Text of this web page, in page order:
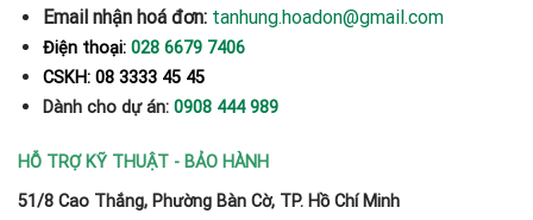
Email nhận hoá đơn: tanhung.hoadon@gmail.com
Điện thoại: 028 6679 7406
CSKH: 08 3333 45 45
Dành cho dự án: 0908 444 989
HỖ TRỢ KỸ THUẬT - BẢO HÀNH
51/8 Cao Thắng, Phường Bàn Cờ, TP. Hồ Chí Minh